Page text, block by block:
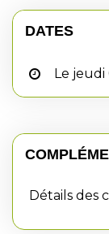
DATES
Le
Détails des